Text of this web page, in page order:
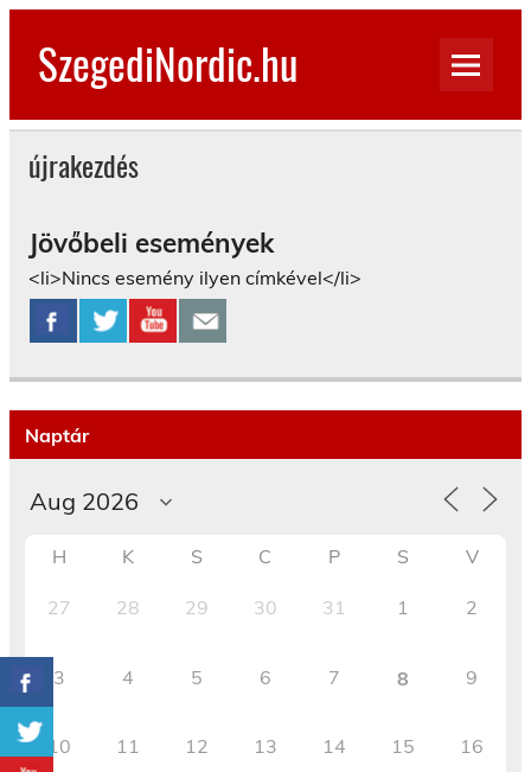
Skip
contentSzegediNordic.hu
újrakezdés
Jövőbeli események
<li>Nincs esemény ilyen címkével</li>
Naptár
H K S C P S V
27 28 29 30 31 1 2
3 4 5 6 7 8 9
10 11 12 13 14 15 16